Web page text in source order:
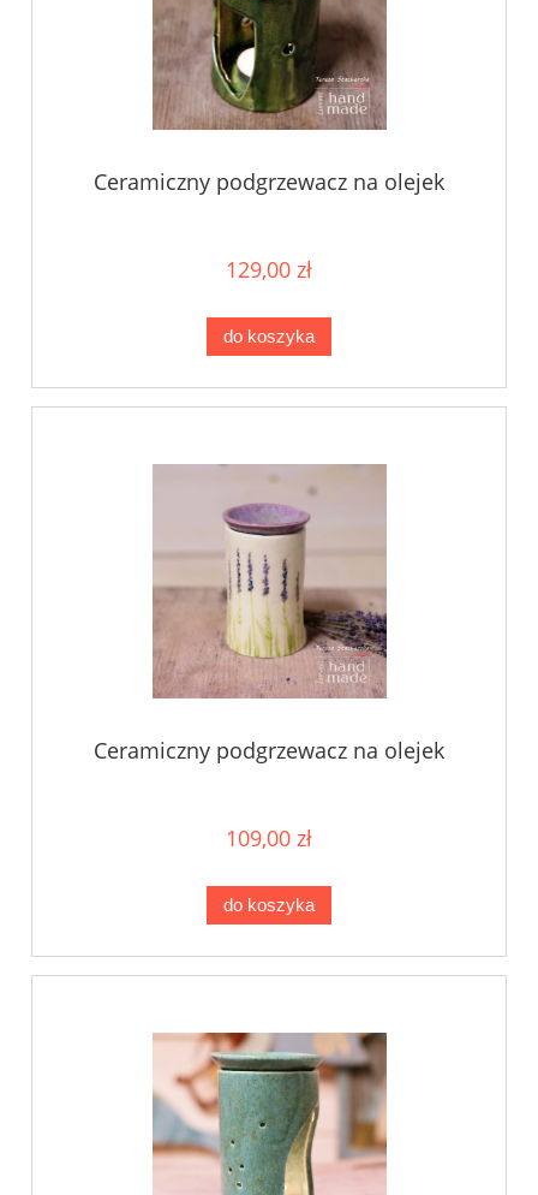
Ceramiczny podgrzewacz na olejek
129,00 zł
do koszyka
Ceramiczny podgrzewacz na olejek
109,00 zł
do koszyka